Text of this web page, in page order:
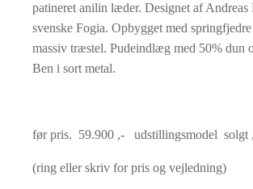
patineret anilin læder. Designet af
svenske Fogia. Opbygget med
massiv træstel. Pudeindlæg med 50% dun
Ben i sort metal.
før pris. 59.900 ,- udstillingsmodel solgt
(ring eller skriv for pris og vejledning)